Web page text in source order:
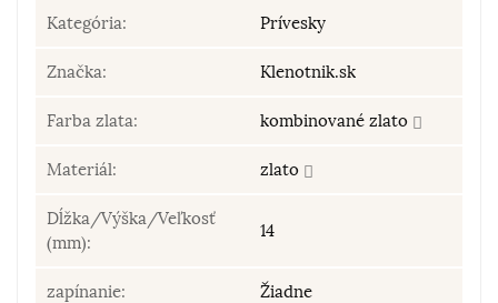
Kategória: Prívesky
Značka: Klenotnik.sk
Farba zlata: kombinované zlato
Materiál: zlato
Dĺžka/Výška/Veľkosť
(mm):
14
zapínanie: Žiadne